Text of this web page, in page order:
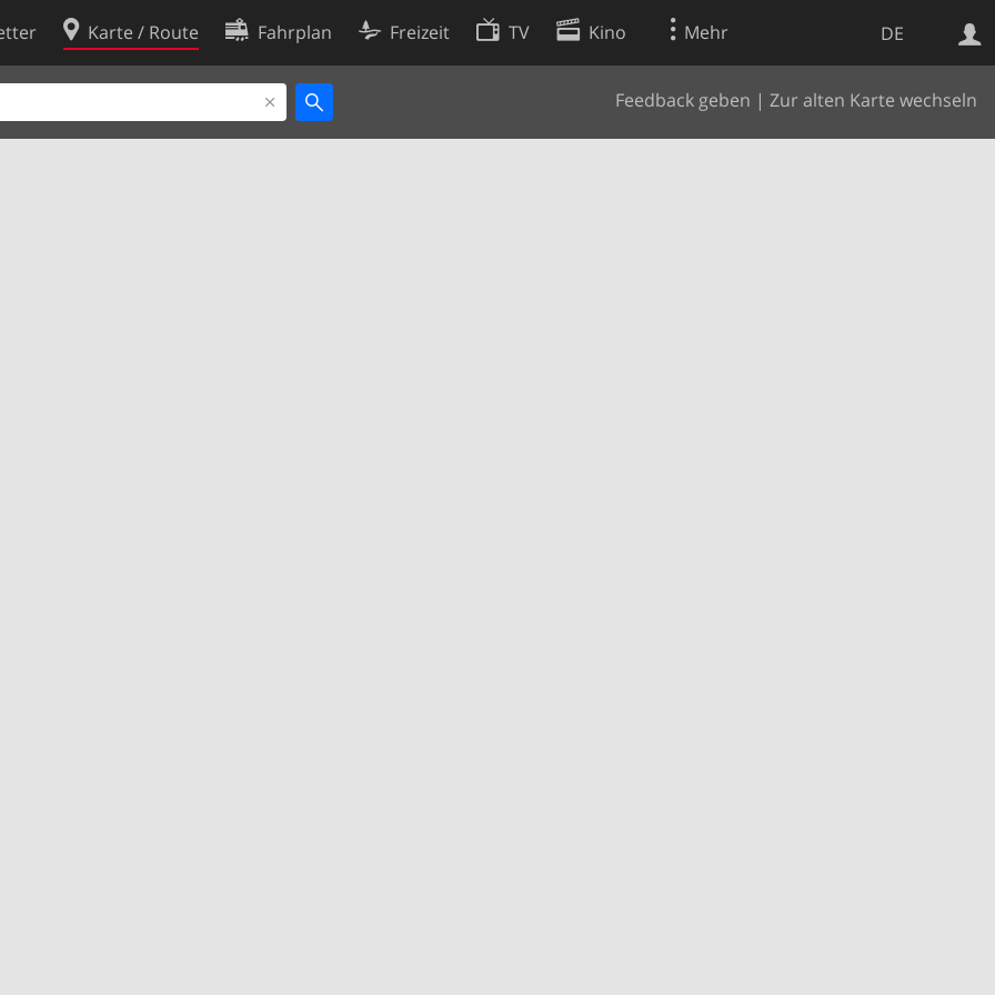
DE
Karte / Route Fahrplan Freizeit TV Kino Mehr
Feedback geben | Zur alten Karte wechseln
Websuche
Cookie-Richtlinie
Cookie-Einstellungen